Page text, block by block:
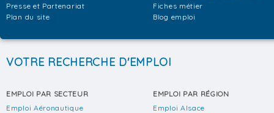
Presse et Partenariat
Plan du site
Fiches métier
Blog emploi
VOTRE RECHERCHE D'EMPLOI
EMPLOI PAR SECTEUR
Emploi Aéronautique
EMPLOI PAR RÉGION
Emploi Alsace